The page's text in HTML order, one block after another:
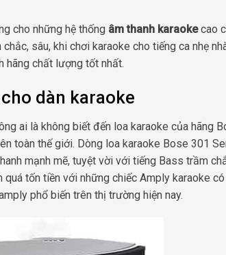
cho những hệ thống âm thanh karaokecao
sâu, khi chơi karaoke cho tiếng ca nhẹ
hãng chất lượng tốt nhất.
dàn karaoke
ai là không biết đến loa karaoke của hãng
toàn thế giới. Dòng loa karaoke Bose 301
mạnh mẽ, tuyệt vời với tiếng Bass trầm
tốn tiền với những chiếc Amply karaoke
phổ biến trên thị trường hiện nay.